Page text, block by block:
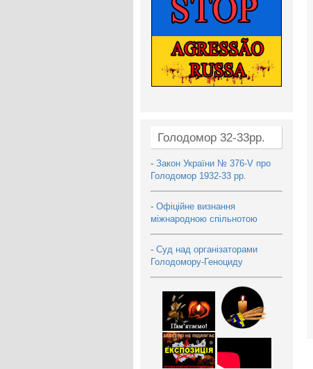
Голодомор 32-33рр.
- Закон України № 376-V про
Голодомор 1932-33 рр.
- Офіційне визнання
міжнародною спільнотою
- Суд над організаторами
Голодомору-Геноциду